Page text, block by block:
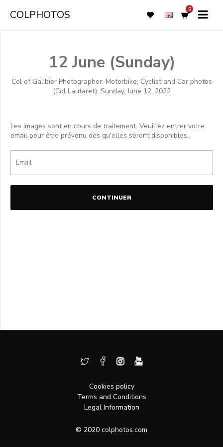
COLPHOTOS 0
12 June (Sunday)
Col of Galibier Photographer. Motorbike, Cyclist and Car photos
(Col Lautaret). Sunday, June 12, 2022
Les images sont en cours de traitement. Veuillez entrer votre
email pour être prévenu dès qu'elles seront disponibles.
CONTINUER
Cookies policy
Terms and Conditions
Legal Information
© 2020 colphotos.com